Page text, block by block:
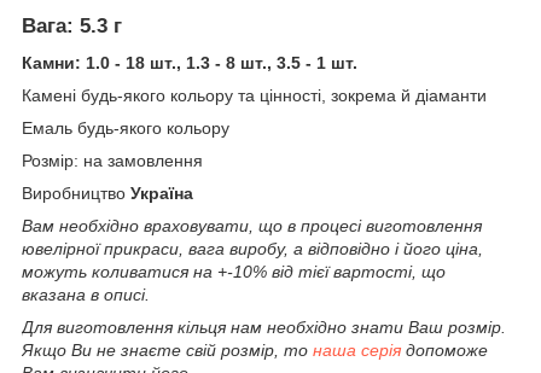
Вага: 5.3 г
Камни: 1.0 - 18 шт., 1.3 - 8 шт., 3.5 - 1 шт.
Камені будь-якого кольору та цінності, зокрема й діаманти
Емаль будь-якого кольору
Розмір: на замовлення
Виробництво Україна
Вам необхідно враховувати, що в процесі виготовлення
ювелірної прикраси, вага виробу, а відповідно і його ціна,
можуть коливатися на +-10% від тієї вартості, що
вказана в описі.
Для виготовлення кільця нам необхідно знати Ваш розмір.
Якщо Ви не знаєте свій розмір, то наша серія допоможе